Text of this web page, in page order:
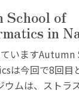
School of
in
います
は今回で8回目
ウムは、ストラ